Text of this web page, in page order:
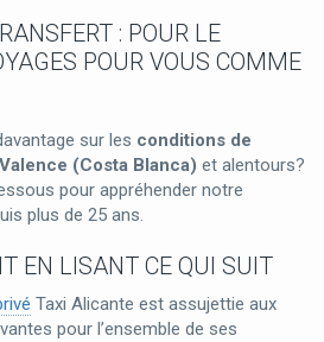
: POUR LE
POUR VOUS COMME
sur les conditions de
(Costa Blanca) et alentours?
pour appréhender notre
plus de 25 ans.
EN LISANT CE QUI SUIT
Taxi Alicante est assujettie aux
pour l’ensemble de ses